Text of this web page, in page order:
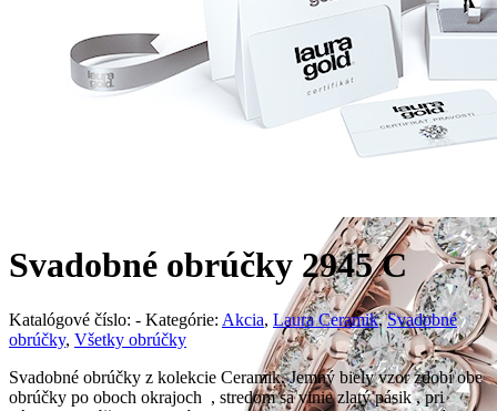
Svadobné obrúčky 2945 C
Katalógové číslo: - Kategórie: Akcia, Laura Ceramik, Svadobné
obrúčky, Všetky obrúčky
Svadobné obrúčky z kolekcie Ceramik. Jemný biely vzor zdobí obe
obrúčky po oboch okrajoch , stredom sa vinie zlatý pásik , pri